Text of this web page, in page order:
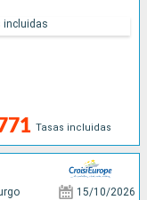
Tasas incluidas
incluidas
15/10/2026